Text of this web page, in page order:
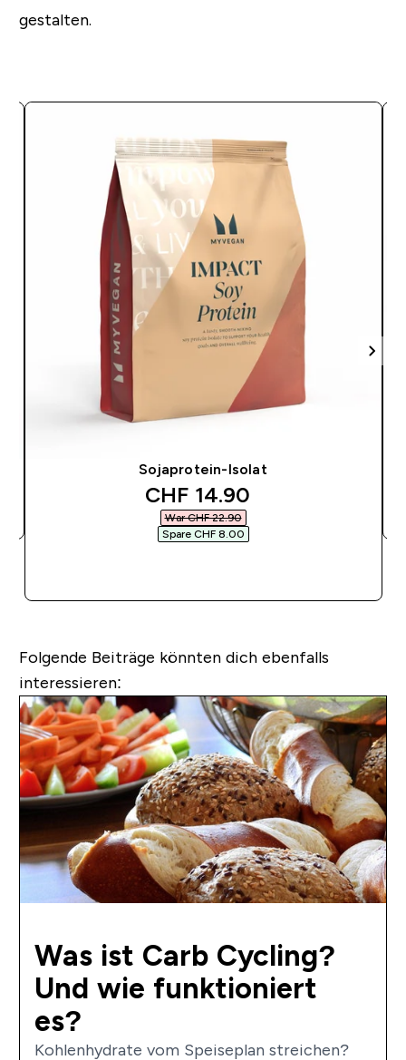
gestalten.
Sojaprotein-Isolat
discounted price
CHF 14.90‎
War CHF 22.90‎
Spare CHF 8.00‎
Folgende Beiträge könnten dich ebenfalls
interessieren:
Was ist Carb Cycling?
Und wie funktioniert
es?
Kohlenhydrate vom Speiseplan streichen?